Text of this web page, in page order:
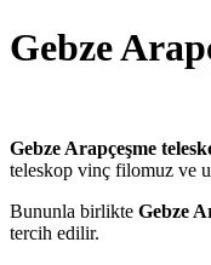
Gebze
Gebze Arapçeşme
teleskop vinç filomuz ve
Bununla birlikte Gebze
tercih edilir.